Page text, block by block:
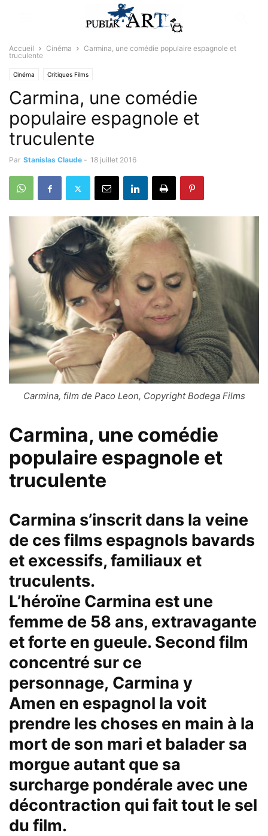
Accueil Cinéma
Carmina, une comédie populaire espagnole et
truculente
Cinéma Critiques Films
Carmina, une comédie
populaire espagnole et
truculente
Par Stanislas Claude - 18 juillet 2016
Carmina, film de Paco Leon, Copyright Bodega Films
Carmina, une comédie
populaire espagnole et
truculente
Carmina s’inscrit dans la veine
de ces films espagnols bavards
et excessifs, familiaux et
truculents.
L’héroïne Carmina est une
femme de 58 ans, extravagante
et forte en gueule. Second film
concentré sur ce
personnage, Carmina y
Amen en espagnol la voit
prendre les choses en main à la
mort de son mari et balader sa
morgue autant que sa
surcharge pondérale avec une
décontraction qui fait tout le sel
du film.